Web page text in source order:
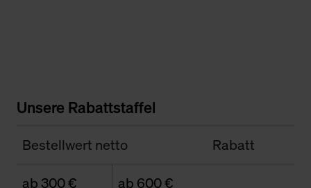
Unsere Rabattstaffel
Bestellwert netto Rabatt
ab 300 €
ab 600 €